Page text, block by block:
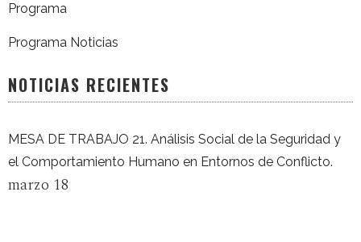
Programa
Programa Noticias
NOTICIAS RECIENTES
MESA DE TRABAJO 21. Análisis Social de la Seguridad y
el Comportamiento Humano en Entornos de Conflicto.
marzo 18